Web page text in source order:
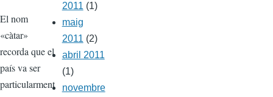
El nom
«càtar»
recorda que el
país va ser
particularment
2011(1)
maig
2011(2)
abril 2011
(1)
novembre